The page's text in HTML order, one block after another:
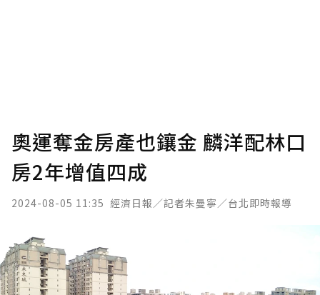
奧運奪金房產也鑲金 麟洋配林口
房2年增值四成
2024-08-05 11:35 經濟日報／記者朱曼寧／台北即時報導